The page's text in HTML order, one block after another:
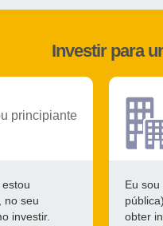
Investir para
principiante
no seu
investir.
Eu
obter